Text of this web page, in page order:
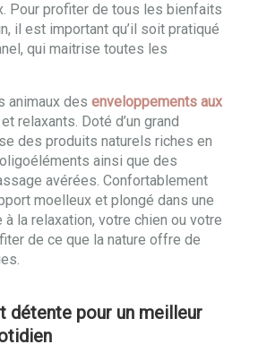
Pour profiter de tous les bienfaits
il est important qu’il soit pratiqué
qui maitrise toutes les
animaux des enveloppements aux
relaxants. Doté d’un grand
des produits naturels riches en
ainsi que des
avérées. Confortablement
moelleux et plongé dans une
la relaxation, votre chien ou votre
de ce que la nature offre de
détente pour un meilleur